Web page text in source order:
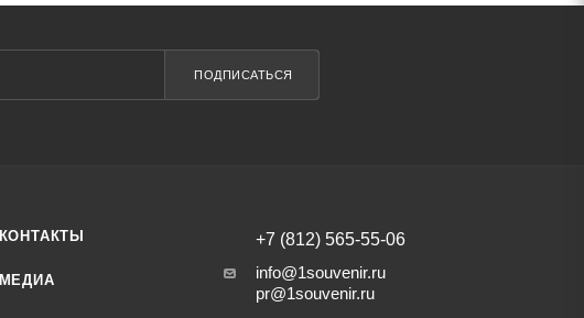
ПОДПИСАТЬСЯ
КОНТАКТЫ
МЕДИА
+7 (812) 565-55-06
info@1souvenir.ru
pr@1souvenir.ru